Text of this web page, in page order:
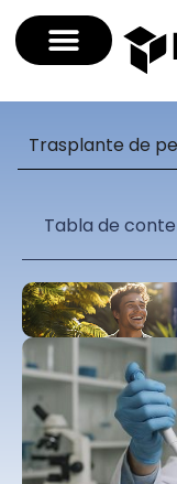
Trasplante de
Tabla de